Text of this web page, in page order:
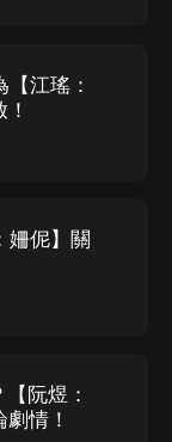
江瑤：
姍伲】關
阮煜：
情！